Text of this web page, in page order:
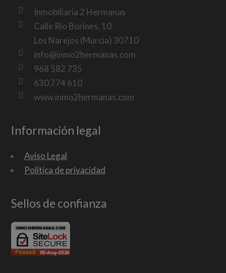
Inmobiliaria 2 Hermanas
Calle Río Borines, 10
Los Narejos (Murcia) 30710
info@inmo2hermanas.com
968 582 735
630 774 610
www.inmo2hermanas.com
Información legal
Aviso Legal
Política de privacidad
Sellos de confianza